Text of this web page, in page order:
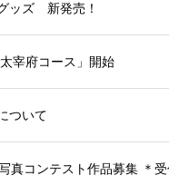
ッズ 新発売！
宰府コース」開始
ついて
真コンテスト作品募集 ＊